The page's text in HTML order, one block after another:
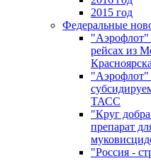
2015 год
Федеральные
"Аэрофлот"
рейсах из
"Аэрофлот"
ТАСС
"Круг
препарат
"Россия -